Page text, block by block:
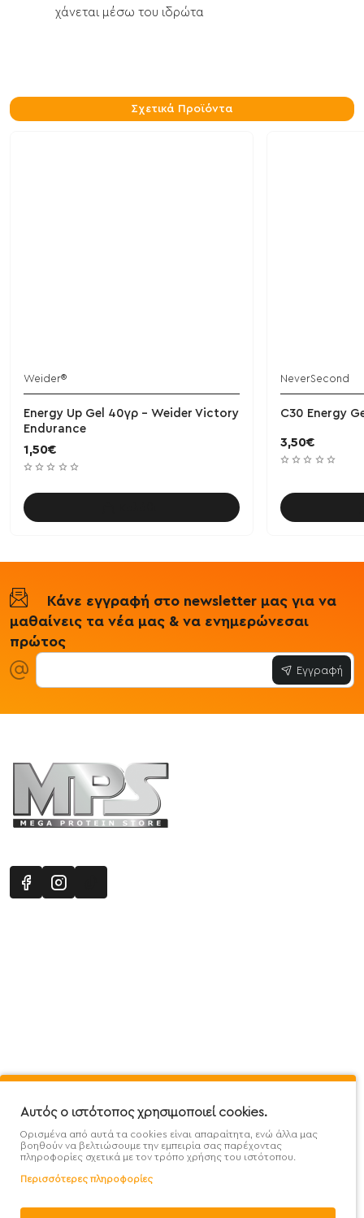
χάνεται μέσω του ιδρώτα
Σχετικά Προϊόντα
Weider®
Energy Up Gel 40γρ - Weider Victory
Endurance
1,50€
NeverSecond
C30 Energy
3,50€
Κάνε εγγραφή στο newsletter μας για να
μαθαίνεις τα νέα μας & να ενημερώνεσαι
πρώτος
Εγγραφή
Προσφορές - Clearence GDPR
Χονδρική
Αυτός ο ιστότοπος χρησιμοποιεί cookies.
Ορισμένα από αυτά τα cookies είναι απαραίτητα, ενώ άλλα μας
βοηθούν να βελτιώσουμε την εμπειρία σας παρέχοντας
πληροφορίες σχετικά με τον τρόπο χρήσης του ιστότοπου.
Περισσότερες πληροφορίες